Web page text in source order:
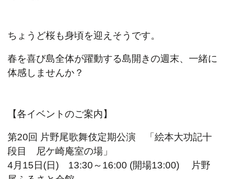
ちょうど桜も身頃を迎えそうです。
春を喜び島全体が躍動する島開きの週末、一緒に
体感しませんか？
【各イベントのご案内】
第20回 片野尾歌舞伎定期公演 「絵本大功記十
段目 尼ケ崎庵室の場」
4月15日(日) 13:30～16:00 (開場13:00) 片野